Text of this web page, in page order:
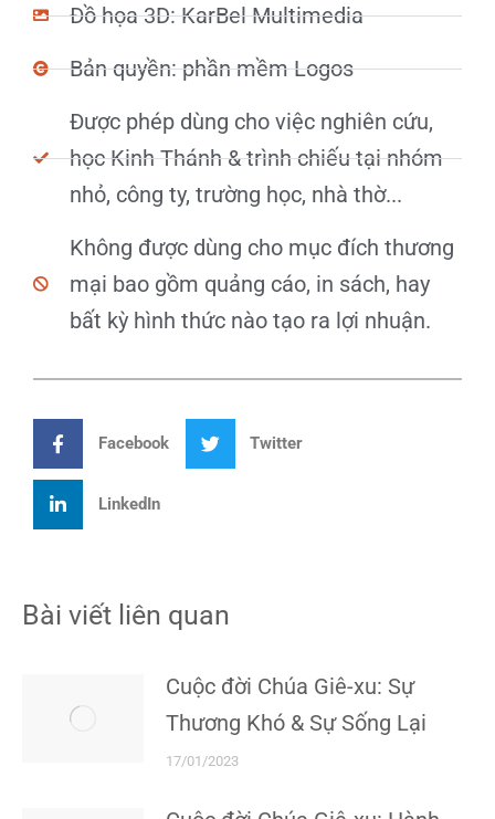
Đồ họa 3D: KarBel Multimedia
Bản quyền: phần mềm Logos
Được phép dùng cho việc nghiên cứu,
học Kinh Thánh & trình chiếu tại nhóm
nhỏ, công ty, trường học, nhà thờ...
Không được dùng cho mục đích thương
mại bao gồm quảng cáo, in sách, hay
bất kỳ hình thức nào tạo ra lợi nhuận.
Facebook Twitter
LinkedIn
Bài viết liên quan
Cuộc đời Chúa Giê-xu: Sự
Thương Khó & Sự Sống Lại
17/01/2023